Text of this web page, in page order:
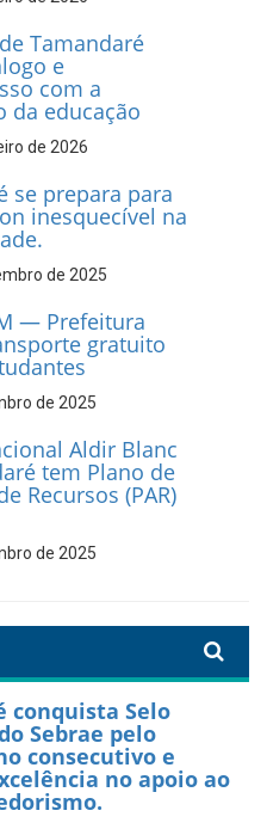
Tamandaré
de placas à
Taxistas Rota
de 2026
patrimônio
movimento
de 2026
Tamandaré
aos
materiais
de 2026
Tamandaré
e
com a
da educação
de 2026
— Prefeitura
gratuito
de 2025